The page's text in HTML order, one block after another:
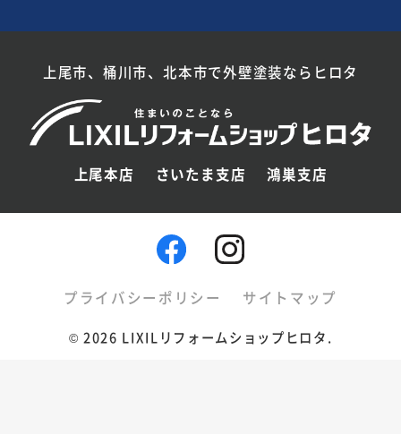
上尾市、桶川市、北本市で外壁塗装ならヒロタ
上尾本店 さいたま支店 鴻巣支店
プライバシーポリシー サイトマップ
© 2026 LIXILリフォームショップヒロタ.